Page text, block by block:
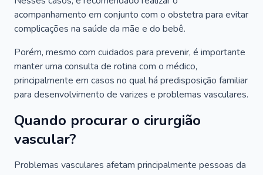
acompanhamento em conjunto com o obstetra para evitar
complicações na saúde da mãe e do bebê.
Porém, mesmo com cuidados para prevenir, é importante
manter uma consulta de rotina com o médico,
principalmente em casos no qual há predisposição familiar
para desenvolvimento de varizes e problemas vasculares.
Quando procurar o cirurgião
vascular?
Problemas vasculares afetam principalmente pessoas da